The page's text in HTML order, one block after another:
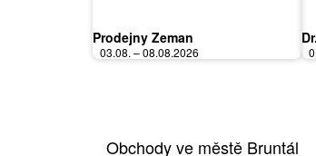
Prodejny Zeman
03.08. – 08.08.2026
Obchody ve městě Bruntál